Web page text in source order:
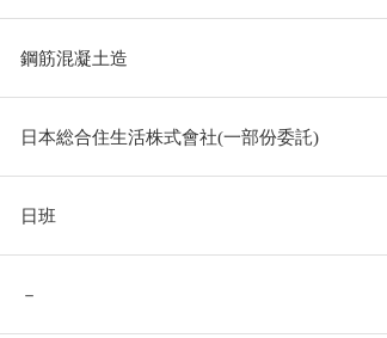
鋼筋混凝土造
日本総合住生活株式會社(一部份委託)
日班
－